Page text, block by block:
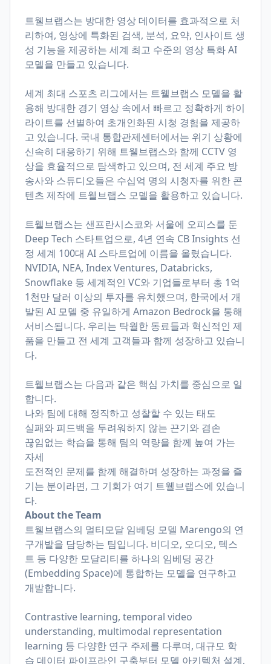
트웰브랩스는 방대한 영상 데이터를 효과적으로 처
리하여, 영상에 특화된 검색, 분석, 요약, 인사이트 생
성 기능을 제공하는 세계 최고 수준의 영상 특화 AI
모델을 만들고 있습니다.
세계 최대 스포츠 리그에서는 트웰브랩스 모델을 활
용해 방대한 경기 영상 속에서 빠르고 정확하게 하이
라이트를 선별하여 초개인화된 시청 경험을 제공하
고 있습니다. 국내 통합관제센터에서는 위기 상황에
신속히 대응하기 위해 트웰브랩스와 함께 CCTV 영
상을 효율적으로 탐색하고 있으며, 전 세계 주요 방
송사와 스튜디오들은 수십억 명의 시청자를 위한 콘
텐츠 제작에 트웰브랩스 모델을 활용하고 있습니다.
트웰브랩스는 샌프란시스코와 서울에 오피스를 둔
Deep Tech 스타트업으로, 4년 연속 CB Insights 선
정 세계 100대 AI 스타트업에 이름을 올렸습니다.
NVIDIA, NEA, Index Ventures, Databricks,
Snowflake 등 세계적인 VC와 기업들로부터 총 1억
1천만 달러 이상의 투자를 유치했으며, 한국에서 개
발된 AI 모델 중 유일하게 Amazon Bedrock을 통해
서비스됩니다. 우리는 탁월한 동료들과 혁신적인 제
품을 만들고 전 세계 고객들과 함께 성장하고 있습니
다.
트웰브랩스는 다음과 같은 핵심 가치를 중심으로 일
합니다.
나와 팀에 대해 정직하고 성찰할 수 있는 태도
실패와 피드백을 두려워하지 않는 끈기와 겸손
끊임없는 학습을 통해 팀의 역량을 함께 높여 가는
자세
도전적인 문제를 함께 해결하며 성장하는 과정을 즐
기는 분이라면, 그 기회가 여기 트웰브랩스에 있습니
다.
About the Team
트웰브랩스의 멀티모달 임베딩 모델 Marengo의 연
구개발을 담당하는 팀입니다. 비디오, 오디오, 텍스
트 등 다양한 모달리티를 하나의 임베딩 공간
(Embedding Space)에 통합하는 모델을 연구하고
개발합니다.
Contrastive learning, temporal video
understanding, multimodal representation
learning 등 다양한 연구 주제를 다루며, 대규모 학
습 데이터 파이프라인 구축부터 모델 아키텍처 설계,